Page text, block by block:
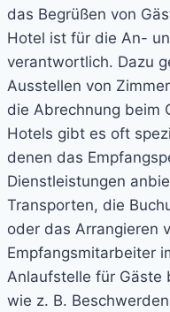
das Begrüßen von
Hotel ist für die An-
verantwortlich. Dazu
Ausstellen von
die Abrechnung beim
Hotels gibt es oft
denen das
Dienstleistungen
Transporten, die
oder das Arrangieren
Empfangsmitarbeiter
Anlaufstelle für Gäste
wie z. B.